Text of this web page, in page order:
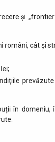
şi
români, cât şi
în domeniu,